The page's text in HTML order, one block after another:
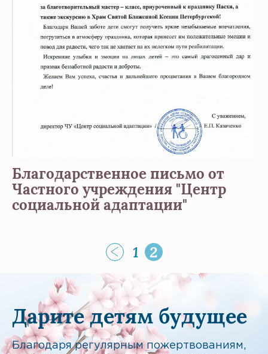
Благодарственное письмо от
Частного учреждения "Центр
социальной адаптации"
1 2
Дарите детям будущее
Благодаря регулярным пожертвованиям,